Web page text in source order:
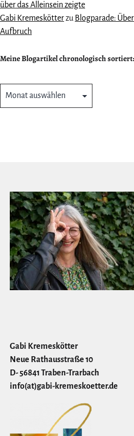
über das Alleinsein zeigte
Gabi Kremeskötterzu Blogparade:
Aufbruch
Meine Blogartikel chronologisch sortiert:
Blogartikel
chronologisch
Gabi Kremeskötter
Neue Rathausstraße 10
D- 56841 Traben-Trarbach
info(at)gabi-kremeskoetter.de